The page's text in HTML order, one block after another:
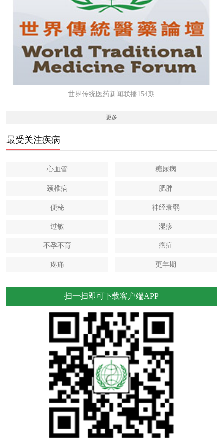
世界传统医药新闻联播154期
更多
最受关注疾病
心血管 糖尿病
颈椎病 肥胖
便秘 神经衰弱
过敏 湿疹
不孕不育 癌症
疼痛 更年期
扫一扫即可下载客户端APP